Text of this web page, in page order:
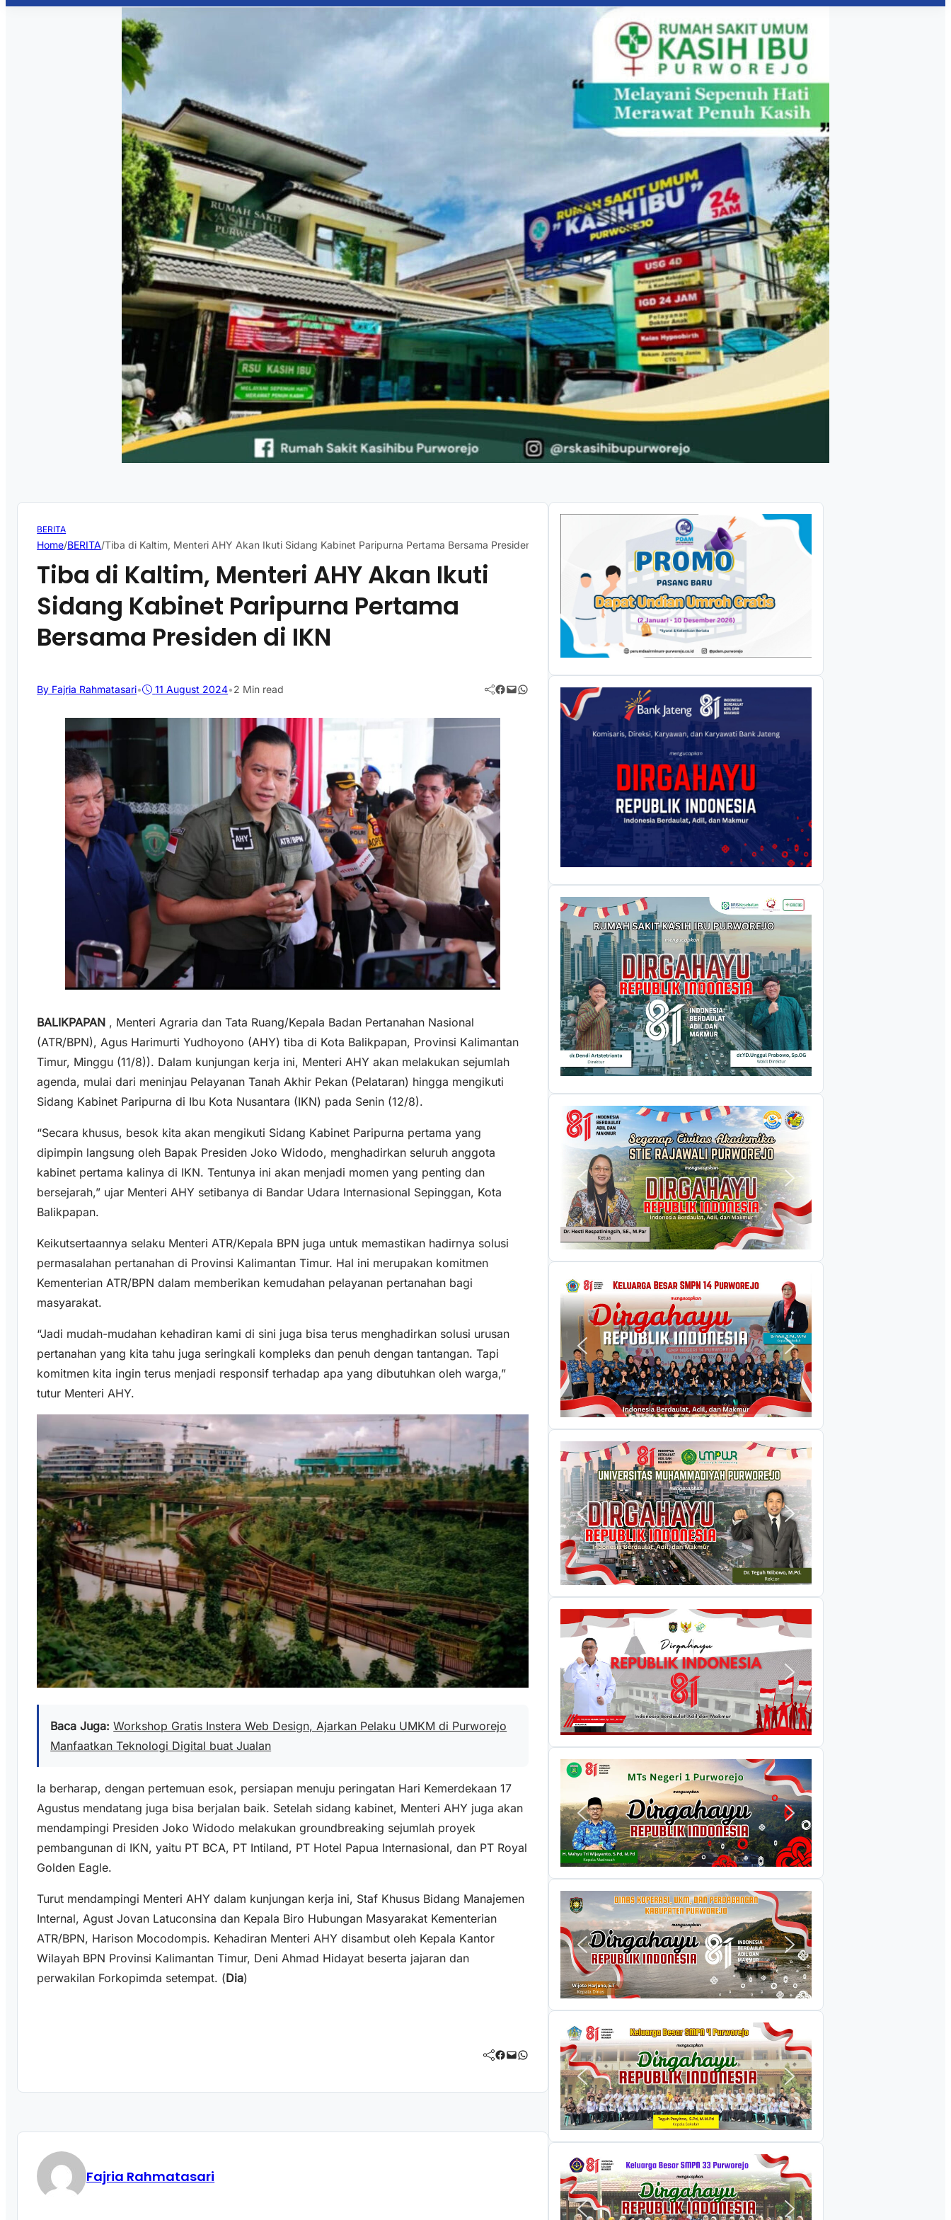
BERITA
Home/BERITA/Tiba di Kaltim, Menteri AHY Akan Ikuti Sidang Kabinet Paripurna Pertama Bersama Presiden di IKN
Tiba di Kaltim, Menteri AHY Akan Ikuti
Sidang Kabinet Paripurna Pertama
Bersama Presiden di IKN
By Fajria Rahmatasari• 11 August 2024•2 Min read Facebook Mail WhatsApp
BALIKPAPAN , Menteri Agraria dan Tata Ruang/Kepala Badan Pertanahan Nasional
(ATR/BPN), Agus Harimurti Yudhoyono (AHY) tiba di Kota Balikpapan, Provinsi Kalimantan
Timur, Minggu (11/8)). Dalam kunjungan kerja ini, Menteri AHY akan melakukan sejumlah
agenda, mulai dari meninjau Pelayanan Tanah Akhir Pekan (Pelataran) hingga mengikuti
Sidang Kabinet Paripurna di Ibu Kota Nusantara (IKN) pada Senin (12/8).
“Secara khusus, besok kita akan mengikuti Sidang Kabinet Paripurna pertama yang
dipimpin langsung oleh Bapak Presiden Joko Widodo, menghadirkan seluruh anggota
kabinet pertama kalinya di IKN. Tentunya ini akan menjadi momen yang penting dan
bersejarah,” ujar Menteri AHY setibanya di Bandar Udara Internasional Sepinggan, Kota
Balikpapan.
Keikutsertaannya selaku Menteri ATR/Kepala BPN juga untuk memastikan hadirnya solusi
permasalahan pertanahan di Provinsi Kalimantan Timur. Hal ini merupakan komitmen
Kementerian ATR/BPN dalam memberikan kemudahan pelayanan pertanahan bagi
masyarakat.
“Jadi mudah-mudahan kehadiran kami di sini juga bisa terus menghadirkan solusi urusan
pertanahan yang kita tahu juga seringkali kompleks dan penuh dengan tantangan. Tapi
komitmen kita ingin terus menjadi responsif terhadap apa yang dibutuhkan oleh warga,”
tutur Menteri AHY.
Baca Juga: Workshop Gratis Instera Web Design, Ajarkan Pelaku UMKM di Purworejo
Manfaatkan Teknologi Digital buat Jualan
Ia berharap, dengan pertemuan esok, persiapan menuju peringatan Hari Kemerdekaan 17
Agustus mendatang juga bisa berjalan baik. Setelah sidang kabinet, Menteri AHY juga akan
mendampingi Presiden Joko Widodo melakukan groundbreaking sejumlah proyek
pembangunan di IKN, yaitu PT BCA, PT Intiland, PT Hotel Papua Internasional, dan PT Royal
Golden Eagle.
Turut mendampingi Menteri AHY dalam kunjungan kerja ini, Staf Khusus Bidang Manajemen
Internal, Agust Jovan Latuconsina dan Kepala Biro Hubungan Masyarakat Kementerian
ATR/BPN, Harison Mocodompis. Kehadiran Menteri AHY disambut oleh Kepala Kantor
Wilayah BPN Provinsi Kalimantan Timur, Deni Ahmad Hidayat beserta jajaran dan
perwakilan Forkopimda setempat. (Dia)
Facebook Mail WhatsApp
Fajria Rahmatasari